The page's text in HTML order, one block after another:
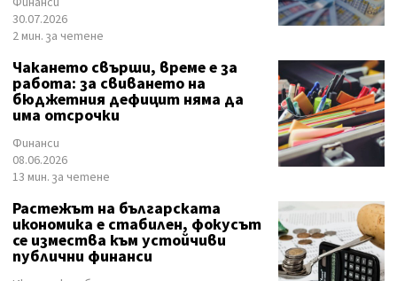
30.07.2026
2 мин. за четене
Чакането свърши, време е за
работа: за свиването на
бюджетния дефицит няма да
има отсрочки
Финанси
08.06.2026
13 мин. за четене
Растежът на българската
икономика е стабилен, фокусът
се измества към устойчиви
публични финанси